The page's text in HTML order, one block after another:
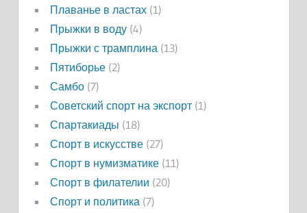
Плаванье в ластах(1)
Прыжки в воду(4)
Прыжки с трамплина(13)
Пятиборье(2)
Самбо(7)
Советский спорт на экспорт(1)
Спартакиады (18)
Спорт в искусстве(27)
Спорт в нумизматике(11)
Спорт в филателии (20)
Спорт и политика(7)